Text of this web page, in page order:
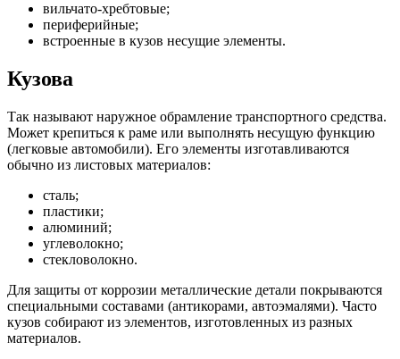
вильчато-хребтовые;
периферийные;
встроенные в кузов несущие элементы.
Кузова
Так называют наружное обрамление транспортного средства.
Может крепиться к раме или выполнять несущую функцию
(легковые автомобили). Его элементы изготавливаются
обычно из листовых материалов:
сталь;
пластики;
алюминий;
углеволокно;
стекловолокно.
Для защиты от коррозии металлические детали покрываются
специальными составами (антикорами, автоэмалями). Часто
кузов собирают из элементов, изготовленных из разных
материалов.